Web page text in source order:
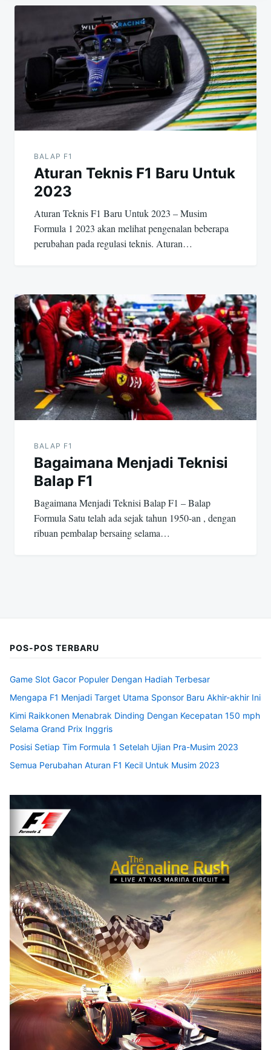
BALAP F1
Aturan Teknis F1 Baru Untuk
2023
Aturan Teknis F1 Baru Untuk 2023 – Musim
Formula 1 2023 akan melihat pengenalan beberapa
perubahan pada regulasi teknis. Aturan…
BALAP F1
Bagaimana Menjadi Teknisi
Balap F1
Bagaimana Menjadi Teknisi Balap F1 – Balap
Formula Satu telah ada sejak tahun 1950-an , dengan
ribuan pembalap bersaing selama…
POS-POS TERBARU
Game Slot Gacor Populer Dengan Hadiah Terbesar
Mengapa F1 Menjadi Target Utama Sponsor Baru Akhir-akhir Ini
Kimi Raikkonen Menabrak Dinding Dengan Kecepatan 150 mph
Selama Grand Prix Inggris
Posisi Setiap Tim Formula 1 Setelah Ujian Pra-Musim 2023
Semua Perubahan Aturan F1 Kecil Untuk Musim 2023